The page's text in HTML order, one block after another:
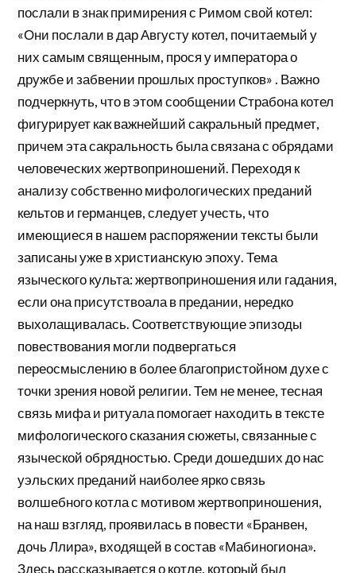
послали в знак примирения с Римом свой котел:
«Они послали в дар Августу котел, почитаемый у
них самым священным, прося у императора о
дружбе и забвении прошлых проступков» . Важно
подчеркнуть, что в этом сообщении Страбона котел
фигурирует как важнейший сакральный предмет,
причем эта сакральность была связана с обрядами
человеческих жертвоприношений. Переходя к
анализу собственно мифологических преданий
кельтов и германцев, следует учесть, что
имеющиеся в нашем распоряжении тексты были
записаны уже в христианскую эпоху. Тема
языческого культа: жертвоприношения или гадания,
если она присутствоала в предании, нередко
выхолащивалась. Соответствующие эпизоды
повествования могли подвергаться
переосмыслению в более благопристойном духе с
точки зрения новой религии. Тем не менее, тесная
связь мифа и ритуала помогает находить в тексте
мифологического сказания сюжеты, связанные с
языческой обрядностью. Среди дошедших до нас
уэльских преданий наиболее ярко связь
волшебного котла с мотивом жертвоприношения,
на наш взгляд, проявилась в повести «Бранвен,
дочь Ллира», входящей в состав «Мабиногиона».
Здесь рассказывается о котле, который был